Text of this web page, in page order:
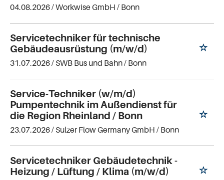
04.08.2026 /Workwise GmbH / Bonn
Servicetechniker für technische
Gebäudeausrüstung (m/w/d)
31.07.2026 / SWB Bus und Bahn/ Bonn
Service-Techniker (w/m/d)
Pumpentechnik im Außendienst für
die Region Rheinland / Bonn
23.07.2026 / Sulzer Flow Germany GmbH / Bonn
Servicetechniker Gebäudetechnik -
Heizung / Lüftung / Klima (m/w/d)